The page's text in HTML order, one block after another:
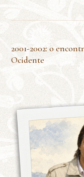
2001-2002: o
Ocidente